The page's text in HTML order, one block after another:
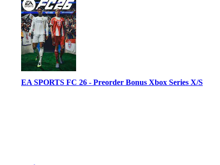
EA SPORTS FC 26 - Preorder Bonus Xbox Series X/S